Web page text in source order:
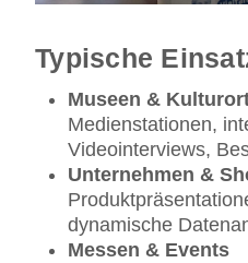
Typische
Museen &
Medienstationen,
Videointerviews,
Unternehmen &
dynamische
Messen & Events